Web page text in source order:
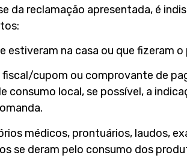
da reclamação apresentada, é
estiveram na casa ou que fizeram o
cupom ou comprovante de
consumo local, se possível, a
médicos, prontuários, laudos,
se deram pelo consumo dos